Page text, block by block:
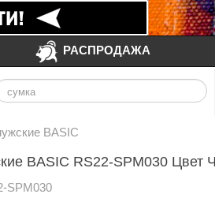
РАСПРОДАЖА
BASIC
BASIC RS22-SPM030 Цвет
SPM030